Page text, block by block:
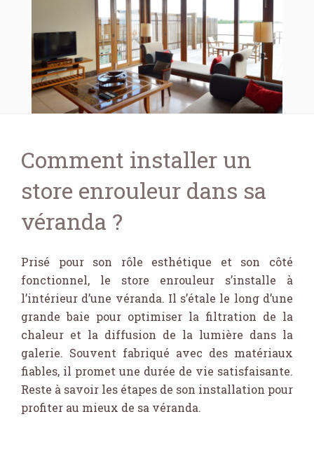
Comment installer un
store enrouleur dans sa
véranda ?
Prisé pour son rôle esthétique et son côté
fonctionnel, le store enrouleur s’installe à
l’intérieur d’une véranda. Il s’étale le long d’une
grande baie pour optimiser la filtration de la
chaleur et la diffusion de la lumière dans la
galerie. Souvent fabriqué avec des matériaux
fiables, il promet une durée de vie satisfaisante.
Reste à savoir les étapes de son installation pour
profiter au mieux de sa véranda.